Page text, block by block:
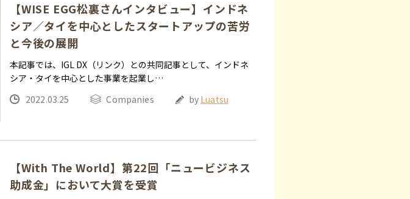
【WISE EGG松裏さんインタビュー】インドネ
シア／タイを中心としたスタートアップの苦労
と今後の展開
本記事では、IGL DX（リンク）との共同記事として、インドネ
シア・​​タイを中心とした事業を起業し…
2022.03.25
Companies by Luatsu
【With The World】第22回「ニュービジネス
助成金」において大賞を受賞